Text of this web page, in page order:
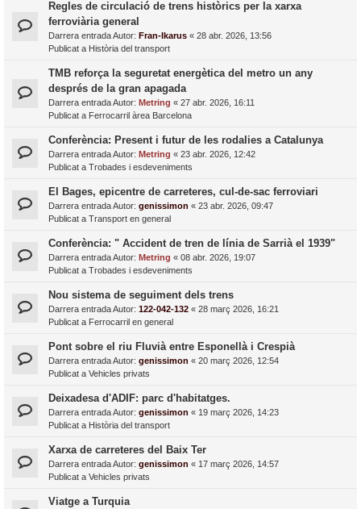
Regles de circulació de trens històrics per la xarxa
ferroviària general
Darrera entrada Autor: Fran-Ikarus « 28 abr. 2026, 13:56
Publicat a Història del transport
TMB reforça la seguretat energètica del metro un any
després de la gran apagada
Darrera entrada Autor: Metring « 27 abr. 2026, 16:11
Publicat a Ferrocarril àrea Barcelona
Conferència: Present i futur de les rodalies a Catalunya
Darrera entrada Autor: Metring « 23 abr. 2026, 12:42
Publicat a Trobades i esdeveniments
El Bages, epicentre de carreteres, cul-de-sac ferroviari
Darrera entrada Autor: genissimon « 23 abr. 2026, 09:47
Publicat a Transport en general
Conferència: " Accident de tren de línia de Sarrià el 1939"
Darrera entrada Autor: Metring « 08 abr. 2026, 19:07
Publicat a Trobades i esdeveniments
Nou sistema de seguiment dels trens
Darrera entrada Autor: 122-042-132 « 28 març 2026, 16:21
Publicat a Ferrocarril en general
Pont sobre el riu Fluvià entre Esponellà i Crespià
Darrera entrada Autor: genissimon « 20 març 2026, 12:54
Publicat a Vehicles privats
Deixadesa d'ADIF: parc d'habitatges.
Darrera entrada Autor: genissimon « 19 març 2026, 14:23
Publicat a Història del transport
Xarxa de carreteres del Baix Ter
Darrera entrada Autor: genissimon « 17 març 2026, 14:57
Publicat a Vehicles privats
Viatge a Turquia